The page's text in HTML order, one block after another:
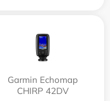
Garmin Echomap
CHIRP 42DV